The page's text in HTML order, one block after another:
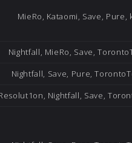
MieRo, Kataomi, Save, Pure,
Nightfall, MieRo, Save,
Nightfall, Save, Pure,
Nightfall, Save,